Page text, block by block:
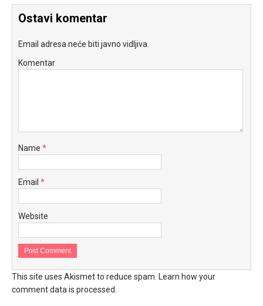
Ostavi komentar
Email adresa neće biti javno vidljiva.
Komentar
Name *
Email *
Website
This site uses Akismet to reduce spam. Learn how your
comment data is processed.